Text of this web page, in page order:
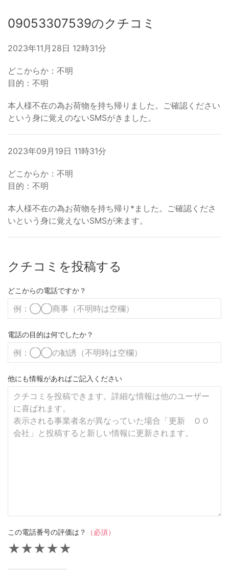
09053307539のクチコミ
2023年11月28日 12時31分
どこからか：不明
目的：不明
本人様不在の為お荷物を持ち帰りました。ご確認ください
という身に覚えのないSMSがきました。
2023年09月19日 11時31分
どこからか：不明
目的：不明
本人様不在の為お荷物を持ち帰り*ました。ご確認くださ
いという身に覚えないSMSが来ます。
クチコミを投稿する
どこからの電話ですか？
電話の目的は何でしたか？
他にも情報があればご記入ください
この電話番号の評価は？ （必須）
★
★
★
★
★